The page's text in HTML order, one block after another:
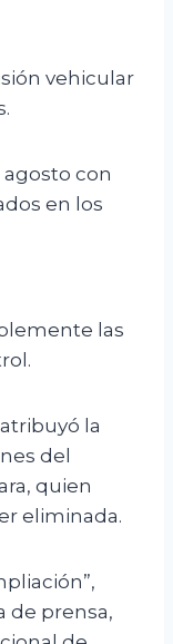
vehicular
agosto con
en los
las
la
del
quien
eliminada.
de prensa,